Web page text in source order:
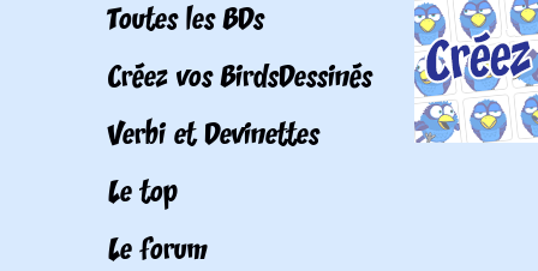
Toutes les BDs
Créez vos BirdsDessinés
Verbi et Devinettes
Le top
Le forum